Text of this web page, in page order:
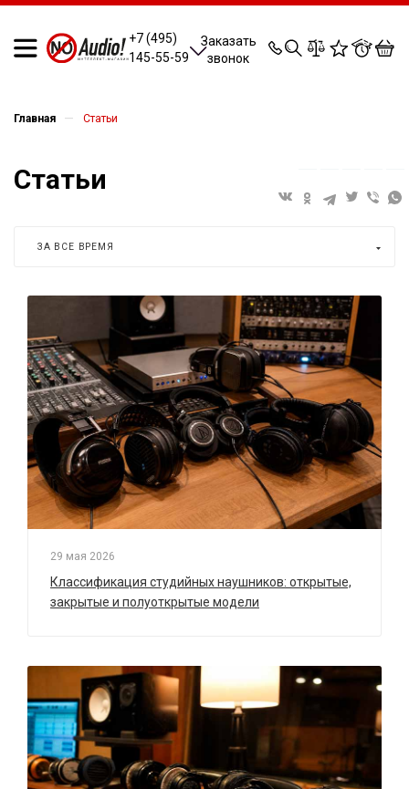
+7 (495)
145-55-59
Заказать
звонок
0 0 0 0
Главная — Статьи
Статьи
ЗА ВСЕ ВРЕМЯ
29 мая 2026
Классификация студийных наушников: открытые,
закрытые и полуоткрытые модели